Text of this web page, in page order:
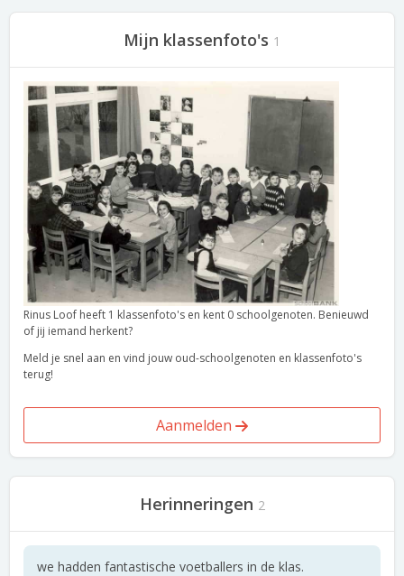
Mijn klassenfoto's 1
Rinus Loof heeft 1 klassenfoto's en kent 0 schoolgenoten. Benieuwd
of jij iemand herkent?
Meld je snel aan en vind jouw oud-schoolgenoten en klassenfoto's
terug!
Aanmelden
Herinneringen 2
we hadden fantastische voetballers in de klas.